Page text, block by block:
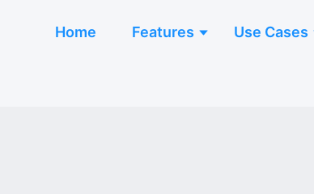
Home Features Use Cases